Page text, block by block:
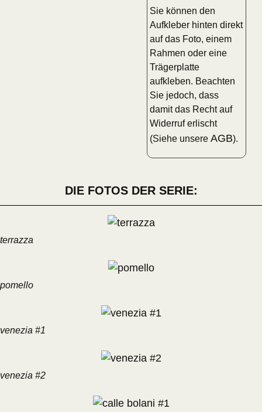
Sie können den
Aufkleber hinten direkt
auf das Foto, einem
Rahmen oder eine
Trägerplatte
aufkleben. Beachten
Sie jedoch, dass
damit das Recht auf
Widerruf erlischt
(Siehe unsereAGB).
DIE FOTOS DER SERIE:
terrazza
pomello
venezia #1
venezia #2